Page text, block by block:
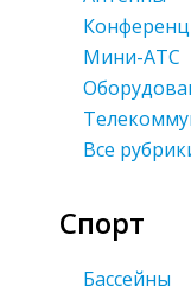
Мини-АТС
Все
Спорт
Бассейны